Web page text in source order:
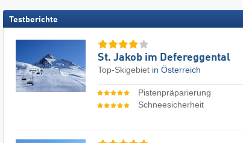
Testberichte
St. Jakob im Defereggental
Top-Skigebiet in Österreich
Pistenpräparierung
Schneesicherheit